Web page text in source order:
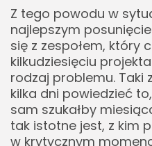
Z tego powodu w
najlepszym
się z zespołem, który
kilkudziesięciu
rodzaj problemu. Taki
kilka dni powiedzieć
sam szukałby
tak istotne jest, z kim
w krytycznym